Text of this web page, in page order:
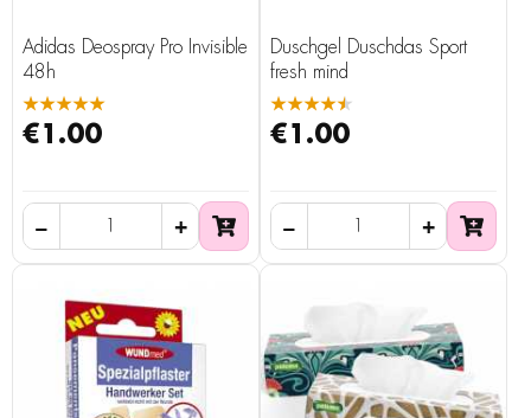
Adidas Deospray Pro Invisible
48h
★★★★★
€1.00
Duschgel Duschdas Sport
fresh mind
★★★★★
€1.00